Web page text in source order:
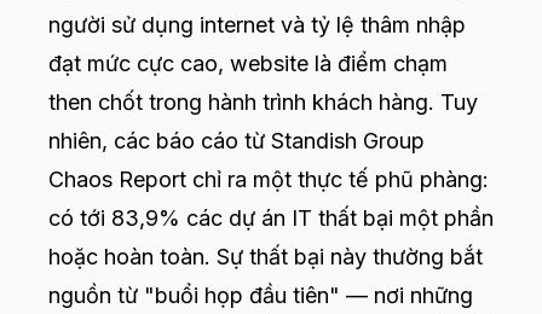
người sử dụng internet và tỷ lệ thâm nhập
đạt mức cực cao, website là điểm chạm
then chốt trong hành trình khách hàng. Tuy
nhiên, các báo cáo từ Standish Group
Chaos Report chỉ ra một thực tế phũ phàng:
có tới 83,9% các dự án IT thất bại một phần
hoặc hoàn toàn. Sự thất bại này thường bắt
nguồn từ "buổi họp đầu tiên" — nơi những